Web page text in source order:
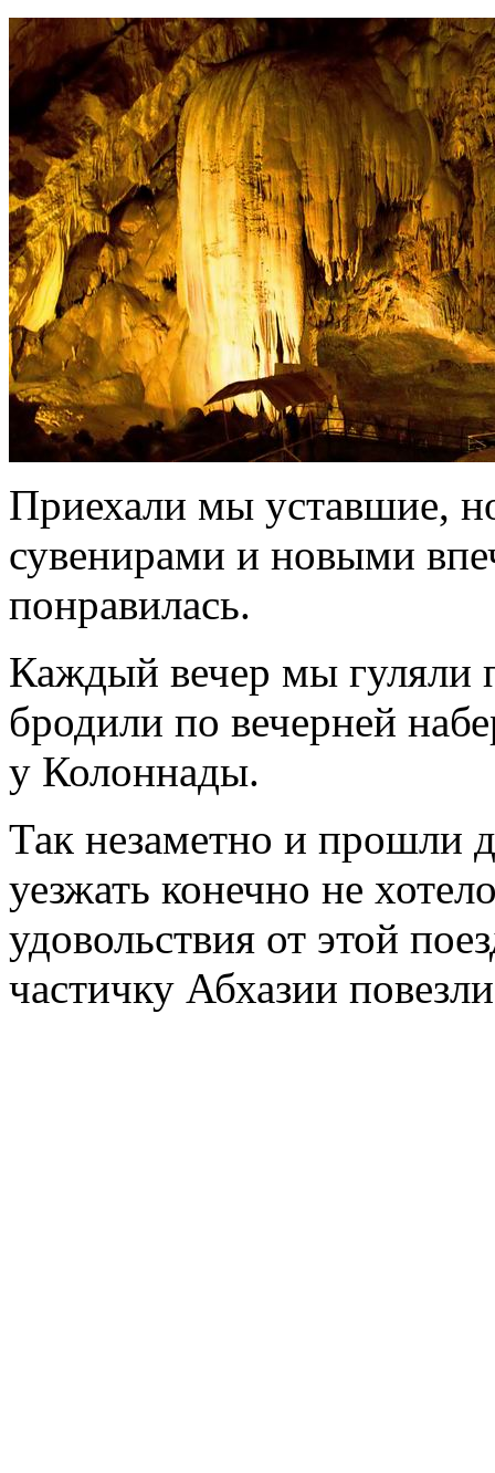
Приехали мы уставшие,
сувенирами и новыми
понравилась.
Каждый вечер мы гуляли
бродили по вечерней
у Колоннады.
Так незаметно и прошли
уезжать конечно не
удовольствия от этой
частичку Абхазии